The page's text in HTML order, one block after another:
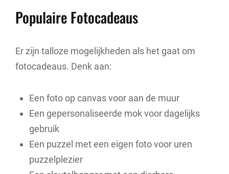
Populaire Fotocadeaus
Er zijn talloze mogelijkheden als het gaat om
fotocadeaus. Denk aan:
Een foto op canvas voor aan de muur
Een gepersonaliseerde mok voor dagelijks
gebruik
Een puzzel met een eigen foto voor uren
puzzelplezier